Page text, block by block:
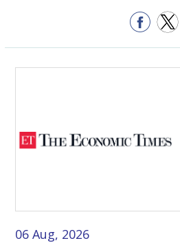
06 Aug, 2026